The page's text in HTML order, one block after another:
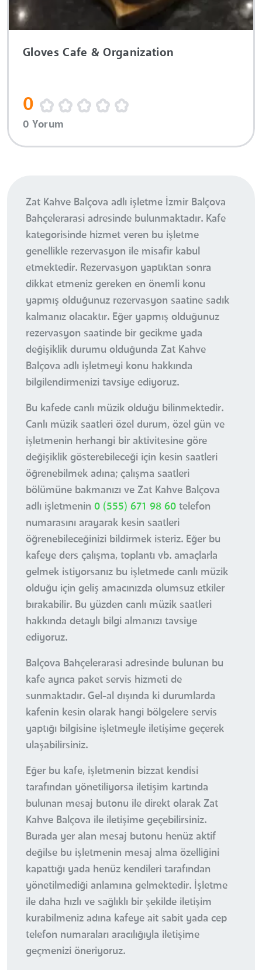
Gloves Cafe & Organization
0
0 Yorum
Zat Kahve Balçova adlı işletme İzmir Balçova
Bahçelerarasi adresinde bulunmaktadır. Kafe
kategorisinde hizmet veren bu işletme
genellikle rezervasyon ile misafir kabul
etmektedir. Rezervasyon yaptıktan sonra
dikkat etmeniz gereken en önemli konu
yapmış olduğunuz rezervasyon saatine sadık
kalmanız olacaktır. Eğer yapmış olduğunuz
rezervasyon saatinde bir gecikme yada
değişiklik durumu olduğunda Zat Kahve
Balçova adlı işletmeyi konu hakkında
bilgilendirmenizi tavsiye ediyoruz.
Bu kafede canlı müzik olduğu bilinmektedir.
Canlı müzik saatleri özel durum, özel gün ve
işletmenin herhangi bir aktivitesine göre
değişiklik gösterebileceği için kesin saatleri
öğrenebilmek adına; çalışma saatleri
bölümüne bakmanızı ve Zat Kahve Balçova
adlı işletmenin 0 (555) 671 98 60 telefon
numarasını arayarak kesin saatleri
öğrenebileceğinizi bildirmek isteriz. Eğer bu
kafeye ders çalışma, toplantı vb. amaçlarla
gelmek istiyorsanız bu işletmede canlı müzik
olduğu için geliş amacınızda olumsuz etkiler
bırakabilir. Bu yüzden canlı müzik saatleri
hakkında detaylı bilgi almanızı tavsiye
ediyoruz.
Balçova Bahçelerarasi adresinde bulunan bu
kafe ayrıca paket servis hizmeti de
sunmaktadır. Gel-al dışında ki durumlarda
kafenin kesin olarak hangi bölgelere servis
yaptığı bilgisine işletmeyle iletişime geçerek
ulaşabilirsiniz.
Eğer bu kafe, işletmenin bizzat kendisi
tarafından yönetiliyorsa iletişim kartında
bulunan mesaj butonu ile direkt olarak Zat
Kahve Balçova ile iletişime geçebilirsiniz.
Burada yer alan mesaj butonu henüz aktif
değilse bu işletmenin mesaj alma özelliğini
kapattığı yada henüz kendileri tarafından
yönetilmediği anlamına gelmektedir. İşletme
ile daha hızlı ve sağlıklı bir şekilde iletişim
kurabilmeniz adına kafeye ait sabit yada cep
telefon numaraları aracılığıyla iletişime
geçmenizi öneriyoruz.